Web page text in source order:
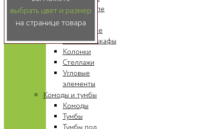
Шкафы-купе
Радиусные
шкафы-купе
Книжные шкафы
Колонки
Стеллажи
Угловые
элементы
Комоды и тумбы
Комоды
Тумбы
выбрать цвет и размер
на странице товара